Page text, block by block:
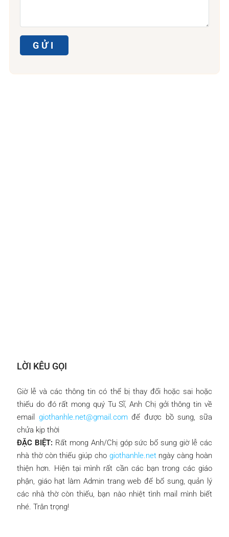
LỜI KÊU GỌI
Giờ lễ và các thông tin có thể bị thay đổi hoặc sai hoặc
thiếu do đó rất mong quý Tu Sĩ, Anh Chị gởi thông tin về
email giothanhle.net@gmail.comđể được bồ sung, sữa
chửa kịp thời
ĐẶC BIỆT: Rất mong Anh/Chị góp sức bổ sung giờ lễ các
nhà thờ còn thiếu giúp cho giothanhle.netngày càng hoàn
thiện hơn. Hiện tại mình rất cần các bạn trong các giáo
phận, giáo hạt làm Admin trang web để bổ sung, quản lý
các nhà thờ còn thiếu, bạn nào nhiệt tình mail mình biết
nhé. Trân trọng!